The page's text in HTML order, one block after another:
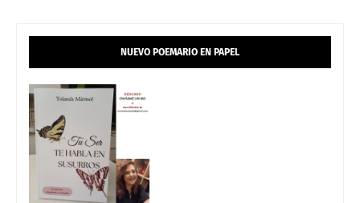
NUEVO POEMARIO EN PAPEL